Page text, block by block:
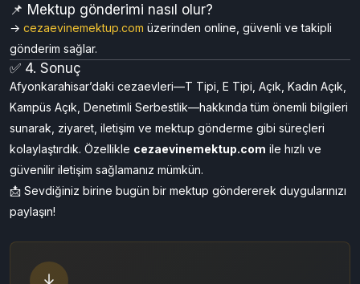
genellikle Cumartesi/Vahitle gerçekleşir.
📌 Para yatırma yolu nedir?
→ PTT, e-Devlet ve kantin POS cihazı üzerinden yükleme
yapılabilir.
📌 Mektup gönderimi nasıl olur?
→cezaevinemektup.comüzerinden online, güvenli ve takipli
gönderim sağlar.
✅ 4. Sonuç
Afyonkarahisar’daki cezaevleri—T Tipi, E Tipi, Açık, Kadın Açık,
Kampüs Açık, Denetimli Serbestlik—hakkında tüm önemli bilgileri
sunarak, ziyaret, iletişim ve mektup gönderme gibi süreçleri
güvenilir iletişim sağlamanız mümkün.
📩 Sevdiğiniz birine bugün bir mektup göndererek duygularınızı